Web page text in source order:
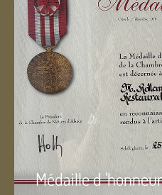
Médaille d